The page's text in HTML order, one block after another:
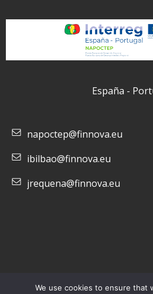
España -
napoctep@finnova.eu
ibilbao@finnova.eu
jrequena@finnova.eu
We use cookies to ensure that